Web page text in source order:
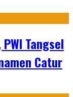
Tangsel
Catur